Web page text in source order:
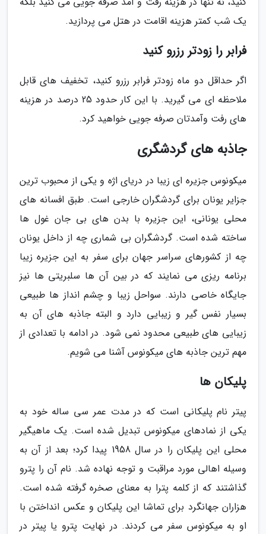
یک شب کمتر هزینه اقامت در هتل می پردازید.
فرابر را زودتر رزرو کنید
اگر حداقل دو ماه زودتر فرابر رزرو کنید، تخفیف های قابل
ملاحظه ای می گیرید. با این کار حدود 25 درصد در هزینه
های رفت وآمدتان صرفه جویی خواهید کرد.
جاذبه های گردشگری
میکونوس جزیره ای زیبا در دریای اژه و یکی از محبوب ترین
جزایر یونان برای گردشگران خارجی است. طبق افسانه های
محلی یونانی، این جزیره با بدن های بی جان غول ها
ساخته شده است. گردشگران بی شماری چه از داخل یونان
چه از کشورهای سراسر جهان برای سفر به این جزیره زیبا
برنامه ریزی می نمایند که در بین آن ها سلبریتی ها نیز
جایگاه خاصی دارند. سواحل زیبا و چشم انداز ها طبیعی
بسیار نفس گیر و زیبایی دارد و البته جاذبه های آن به
زیبایی های طبیعی محدود نمی شود. در ادامه با تعدادی از
مهم ترین جاذبه های میکونوس آشنا می شویم.
پلیکان ها
پیتر نام پلیکانی است که در مدت عمر سی ساله خود به
یکی از نمادهای میکونوس تبدیل شده است. یک ماهیگیر
محلی این پلیکان را در سال 1958 پیدا کرد؛ بعد از آن به
وسیله اهالی مورد مراقبت و توجه نهاده شد. نام آن را پترو
گذاشتند که از کلمه پترا به معنای صخره گرفته شده است.
هزاران جهانگرد برای تماشا این پلیکان و عکس انداختن با
او به میکونوس سفر می کردند. در نهایت پترو یا پیتر در